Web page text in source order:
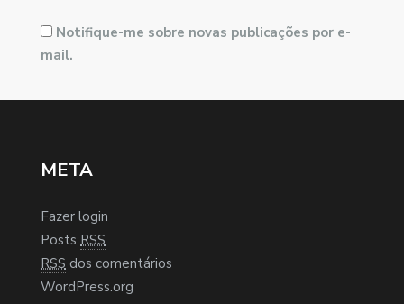
Notifique-me sobre novas publicações por e-
mail.
META
Fazer login
Posts RSS
RSS dos comentários
WordPress.org